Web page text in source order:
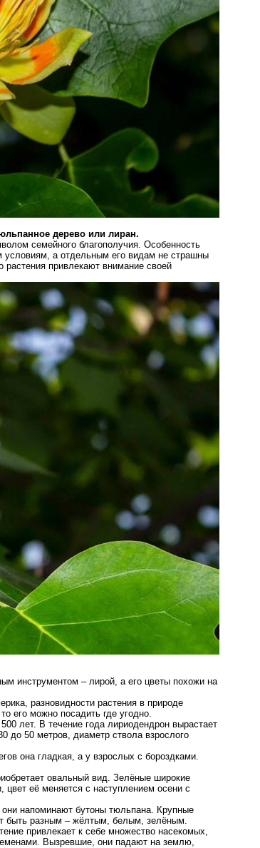
дерево или лиран.
семейного благополучия. Особенность
условиям, а отдельным его видам не страшны
растения привлекают внимание своей
инструментом – лирой, а его цветы похожи на
разновидности растения в природе
его можно посадить где угодно.
лет. В течение года лириодендрон вырастает
до 50 метров, диаметр ствола взрослого
она гладкая, а у взрослых с бороздками.
овальный вид. Зелёные широкие
её меняется с наступлением осени с
напоминают бутоны тюльпана. Крупные
быть разным – жёлтым, белым, зелёным.
привлекает к себе множество насекомых,
Вызревшие, они падают на землю,